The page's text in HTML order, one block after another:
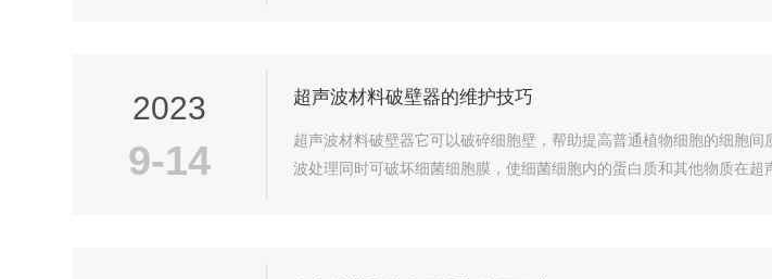
2023
9-14
超声波材料破壁器的维护技巧
超声波材料破壁器它可以破碎细胞壁，帮助提高普通植物细胞的细胞
波处理同时可破坏细菌细胞膜，使细菌细胞内的蛋白质和其他物质在超